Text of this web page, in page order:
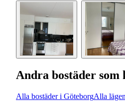
Andra bostäder som
Alla bostäder i GöteborgAlla